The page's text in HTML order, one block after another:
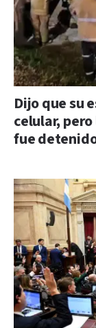
Dijo que su
celular,
fue